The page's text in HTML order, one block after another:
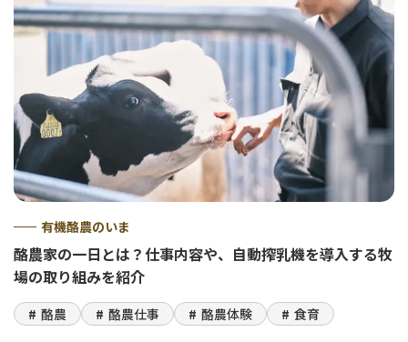
有機酪農のいま
酪農家の一日とは？仕事内容や、自動搾乳機を導入する牧
場の取り組みを紹介
酪農 酪農仕事 酪農体験 食育